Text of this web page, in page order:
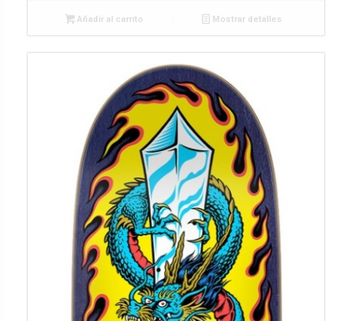
Añadir al carrito Mostrar detalles